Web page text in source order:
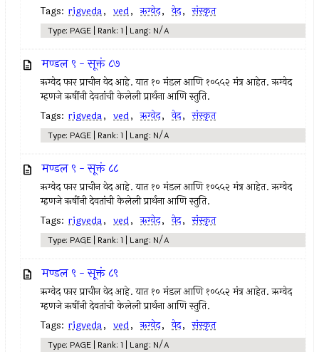
Tags: rigveda, ved, ऋग्वेद, वेद, संस्कृत
Type: PAGE | Rank: 1 | Lang: N/A
मण्डल ९ - सूक्तं ८७
ऋग्वेद फार प्राचीन वेद आहे. यात १० मंडल आणि १०५५२ मंत्र आहेत. ऋग्वेद
म्हणजे ऋषींनी देवतांची केलेली प्रार्थना आणि स्तुति.
Tags: rigveda, ved, ऋग्वेद, वेद, संस्कृत
Type: PAGE | Rank: 1 | Lang: N/A
मण्डल ९ - सूक्तं ८८
ऋग्वेद फार प्राचीन वेद आहे. यात १० मंडल आणि १०५५२ मंत्र आहेत. ऋग्वेद
म्हणजे ऋषींनी देवतांची केलेली प्रार्थना आणि स्तुति.
Tags: rigveda, ved, ऋग्वेद, वेद, संस्कृत
Type: PAGE | Rank: 1 | Lang: N/A
मण्डल ९ - सूक्तं ८९
ऋग्वेद फार प्राचीन वेद आहे. यात १० मंडल आणि १०५५२ मंत्र आहेत. ऋग्वेद
म्हणजे ऋषींनी देवतांची केलेली प्रार्थना आणि स्तुति.
Tags: rigveda, ved, ऋग्वेद, वेद, संस्कृत
Type: PAGE | Rank: 1 | Lang: N/A